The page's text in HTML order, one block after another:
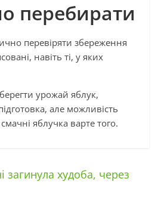
перебирати
перевіряти збереження
навіть ті, у яких
урожай яблук,
але можливість
яблучка варте того.
загинула худоба, через